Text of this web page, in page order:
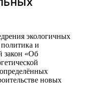
экологичных
политика и
закон «Об
новых